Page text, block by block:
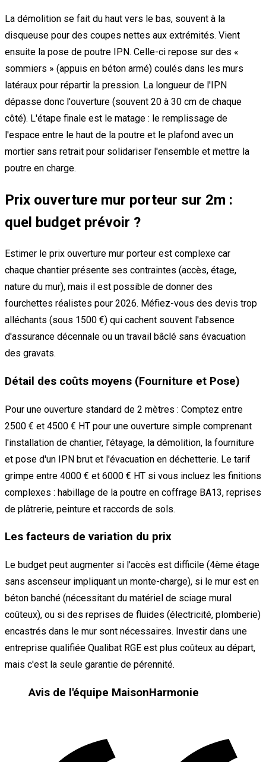
La démolition se fait du haut vers le bas, souvent à la
disqueuse pour des coupes nettes aux extrémités. Vient
ensuite la pose de poutre IPN. Celle-ci repose sur des «
sommiers » (appuis en béton armé) coulés dans les murs
latéraux pour répartir la pression. La longueur de l'IPN
dépasse donc l'ouverture (souvent 20 à 30 cm de chaque
côté). L'étape finale est le matage : le remplissage de
l'espace entre le haut de la poutre et le plafond avec un
mortier sans retrait pour solidariser l'ensemble et mettre la
poutre en charge.
Prix ouverture mur porteur sur 2m :
quel budget prévoir ?
Estimer le prix ouverture mur porteur est complexe car
chaque chantier présente ses contraintes (accès, étage,
nature du mur), mais il est possible de donner des
fourchettes réalistes pour 2026. Méfiez-vous des devis trop
alléchants (sous 1500 €) qui cachent souvent l'absence
d'assurance décennale ou un travail bâclé sans évacuation
des gravats.
Détail des coûts moyens (Fourniture et Pose)
Pour une ouverture standard de 2 mètres : Comptez entre
2500 € et 4500 € HT pour une ouverture simple comprenant
l'installation de chantier, l'étayage, la démolition, la fourniture
et pose d'un IPN brut et l'évacuation en déchetterie. Le tarif
grimpe entre 4000 € et 6000 € HT si vous incluez les finitions
complexes : habillage de la poutre en coffrage BA13, reprises
de plâtrerie, peinture et raccords de sols.
Les facteurs de variation du prix
Le budget peut augmenter si l'accès est difficile (4ème étage
sans ascenseur impliquant un monte-charge), si le mur est en
béton banché (nécessitant du matériel de sciage mural
coûteux), ou si des reprises de fluides (électricité, plomberie)
encastrés dans le mur sont nécessaires. Investir dans une
entreprise qualifiée Qualibat RGE est plus coûteux au départ,
mais c'est la seule garantie de pérennité.
Avis de l'équipe MaisonHarmonie